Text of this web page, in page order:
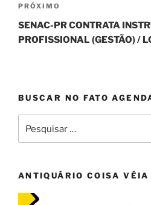
Próximo
post
PRÓXIMO
SENAC-PR CONTRATA
PROFISSIONAL (GESTÃO) /
BUSCAR NO FATO
por:
ANTIQUÁRIO COISA VÉIA